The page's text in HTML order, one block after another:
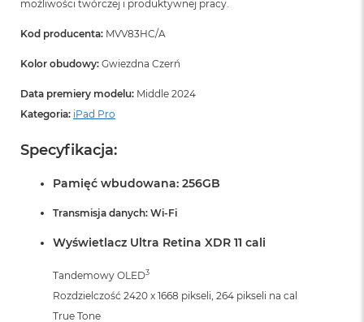
możliwości twórczej i produktywnej pracy.
Kod producenta: MVV83HC/A
Kolor obudowy: Gwiezdna Czerń
Data premiery modelu: Middle 2024
Kategoria: iPad Pro
Specyfikacja:
Pamięć wbudowana: 256GB
Transmisja danych: Wi-Fi
Wyświetlacz Ultra Retina XDR 11 cali
Tandemowy OLED3
Rozdzielczość 2420 x 1668 pikseli, 264 pikseli na cal
True Tone